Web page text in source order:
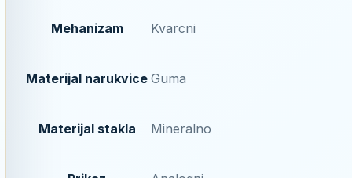
Mehanizam Kvarcni
Materijal narukvice Guma
Materijal stakla Mineralno